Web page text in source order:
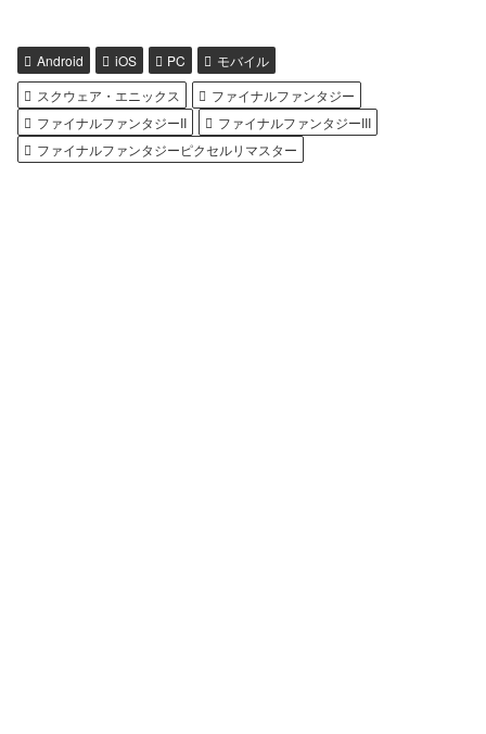
Android iOS PC
モバイル
スクウェア・エニックス
ファイナルファンタジー
ファイナルファンタジーII
ファイナルファンタジーIII
ファイナルファンタジーピクセルリマスター